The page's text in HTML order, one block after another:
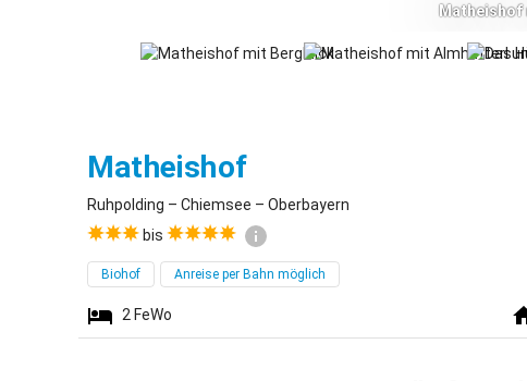
MatheishofRuhpolding
Ruhpolding – Chiemsee – Oberbayern
bis
Biohof Anreise per Bahn möglich
2 FeWo